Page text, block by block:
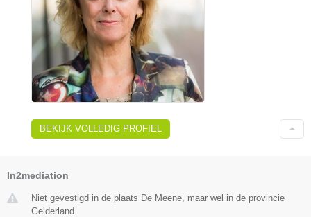
BEKIJK VOLLEDIG PROFIEL
In2mediation
Niet gevestigd in de plaats De Meene, maar wel in de provincie
Gelderland.